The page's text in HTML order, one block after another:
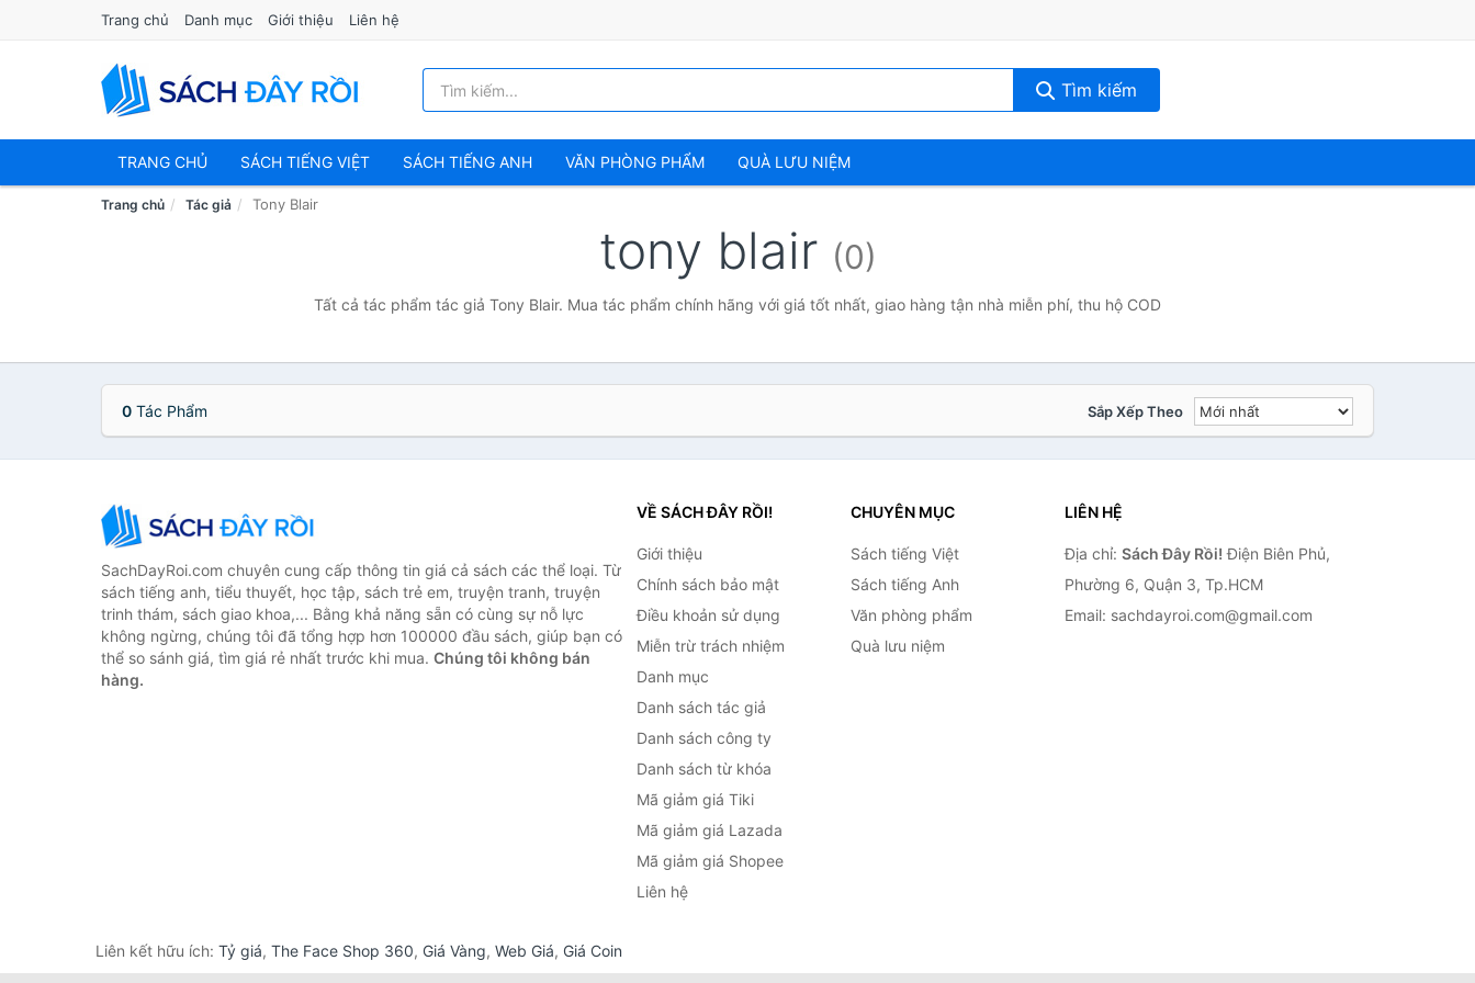
Trang chủ Danh mục Giới thiệu Liên hệ
Tìm kiếm
TRANG CHỦ SÁCH TIẾNG VIỆT SÁCH TIẾNG ANH VĂN PHÒNG PHẨM QUÀ LƯU NIỆM
Trang chủ Tác giả Tony Blair
tony blair (0)
Tất cả tác phẩm tác giả Tony Blair. Mua tác phẩm chính hãng với giá tốt nhất, giao hàng tận nhà miễn phí, thu hộ COD
0 Tác Phẩm Sắp Xếp Theo
SachDayRoi.com chuyên cung cấp thông tin giá cả sách các thể loại. Từ
sách tiếng anh, tiểu thuyết, học tập, sách trẻ em, truyện tranh, truyện
trinh thám, sách giao khoa,... Bằng khả năng sẵn có cùng sự nỗ lực
không ngừng, chúng tôi đã tổng hợp hơn 100000 đầu sách, giúp bạn có
thể so sánh giá, tìm giá rẻ nhất trước khi mua. Chúng tôi không bán
hàng.
VỀ SÁCH ĐÂY RỒI!
Giới thiệu
Chính sách bảo mật
Điều khoản sử dụng
Miễn trừ trách nhiệm
Danh mục
Danh sách tác giả
Danh sách công ty
Danh sách từ khóa
Mã giảm giá Tiki
Mã giảm giá Lazada
Mã giảm giá Shopee
Liên hệ
CHUYÊN MỤC
Sách tiếng Việt
Sách tiếng Anh
Văn phòng phẩm
Quà lưu niệm
LIÊN HỆ
Địa chỉ: Sách Đây Rồi! Điện Biên Phủ,
Phường 6, Quận 3, Tp.HCM
Email: sachdayroi.com@gmail.com
Liên kết hữu ích: Tỷ giá, The Face Shop 360, Giá Vàng, Web Giá, Giá Coin